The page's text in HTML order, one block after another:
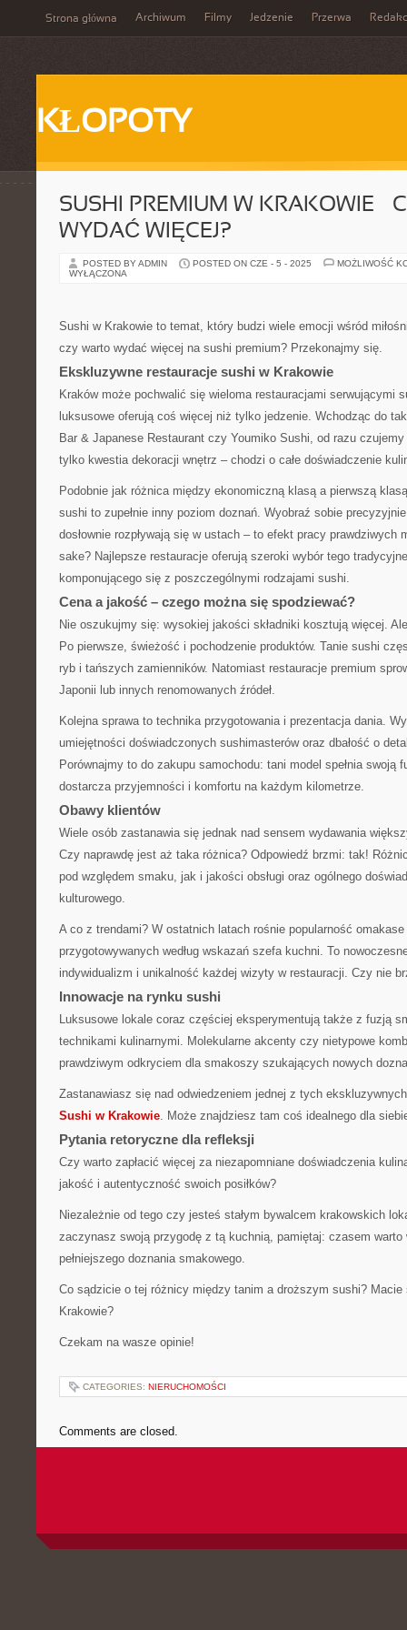
Strona główna Archiwum Filmy Jedzenie Przerwa
KŁOPOTY
SUSHI PREMIUM W KRAKOWIE –
WYDAĆ WIĘCEJ?
POSTED BY ADMIN POSTED ON CZE - 5 - 2025
MOŻLIWOŚĆ
WYŁĄCZONA
Sushi w Krakowie to temat, który budzi wiele emocji wśród
czy warto wydać więcej na sushi premium? Przekonajmy się.
Ekskluzywne restauracje sushi w Krakowie
Kraków może pochwalić się wieloma restauracjami serwującymi
luksusowe oferują coś więcej niż tylko jedzenie. Wchodząc do
Bar & Japanese Restaurant czy Youmiko Sushi, od razu
tylko kwestia dekoracji wnętrz – chodzi o całe doświadczenie
Podobnie jak różnica między ekonomiczną klasą a pierwszą
sushi to zupełnie inny poziom doznań. Wyobraź sobie
dosłownie rozpływają się w ustach – to efekt pracy prawdziwych
sake? Najlepsze restauracje oferują szeroki wybór tego
komponującego się z poszczególnymi rodzajami sushi.
Cena a jakość – czego można się spodziewać?
Nie oszukujmy się: wysokiej jakości składniki kosztują więcej.
Po pierwsze, świeżość i pochodzenie produktów. Tanie sushi
ryb i tańszych zamienników. Natomiast restauracje premium
Japonii lub innych renomowanych źródeł.
Kolejna sprawa to technika przygotowania i prezentacja dania.
umiejętności doświadczonych sushimasterów oraz dbałość o
Porównajmy to do zakupu samochodu: tani model spełnia swoją
dostarcza przyjemności i komfortu na każdym kilometrze.
Obawy klientów
Wiele osób zastanawia się jednak nad sensem wydawania
Czy naprawdę jest aż taka różnica? Odpowiedź brzmi: tak!
pod względem smaku, jak i jakości obsługi oraz ogólnego
kulturowego.
A co z trendami? W ostatnich latach rośnie popularność
przygotowywanych według wskazań szefa kuchni. To
indywidualizm i unikalność każdej wizyty w restauracji. Czy nie
Innowacje na rynku sushi
Luksusowe lokale coraz częściej eksperymentują także z fuzją
technikami kulinarnymi. Molekularne akcenty czy nietypowe
prawdziwym odkryciem dla smakoszy szukających nowych
Zastanawiasz się nad odwiedzeniem jednej z tych
Sushi w Krakowie. Może znajdziesz tam coś idealnego dla
Pytania retoryczne dla refleksji
Czy warto zapłacić więcej za niezapomniane doświadczenia
jakość i autentyczność swoich posiłków?
Niezależnie od tego czy jesteś stałym bywalcem krakowskich
zaczynasz swoją przygodę z tą kuchnią, pamiętaj: czasem warto
pełniejszego doznania smakowego.
Co sądzicie o tej różnicy między tanim a droższym sushi? Macie
Krakowie?
Czekam na wasze opinie!
CATEGORIES: NIERUCHOMOŚCI
Comments are closed.